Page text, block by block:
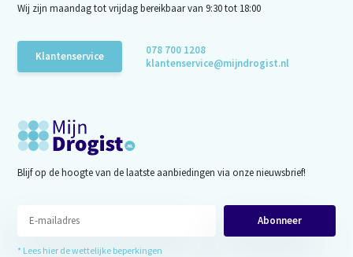
Wij zijn maandag tot vrijdag bereikbaar van 9:30 tot 18:00
Klantenservice
078 700 1208
klantenservice@mijndrogist.nl
Blijf op de hoogte van de laatste aanbiedingen via onze nieuwsbrief!
Abonneer
* Lees hier de wettelijke beperkingen